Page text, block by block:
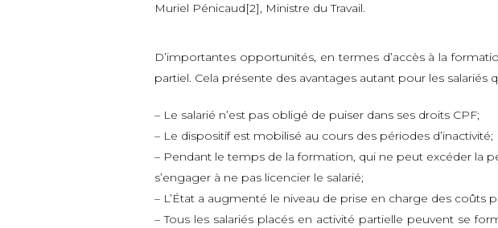
Muriel Pénicaud[2], Ministre du Travail.
D’importantes opportunités, en termes d’accès à la
partiel. Cela présente des avantages autant pour les salariés
– Le salarié n’est pas obligé de puiser dans ses droits CPF;
– Le dispositif est mobilisé au cours des périodes d’inactivité;
– Pendant le temps de la formation, qui ne peut excéder la
s’engager à ne pas licencier le salarié;
– L’État a augmenté le niveau de prise en charge des coûts
– Tous les salariés placés en activité partielle peuvent se